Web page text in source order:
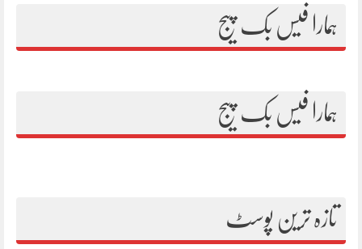
ہمارا فیس بک پیج
ہمارا فیس بک پیج
تازہ ترین پوسٹ